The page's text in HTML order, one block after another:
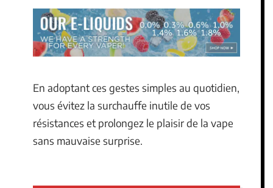
En adoptant ces gestes simples au quotidien,
vous évitez la surchauffe inutile de vos
résistances et prolongez le plaisir de la vape
sans mauvaise surprise.